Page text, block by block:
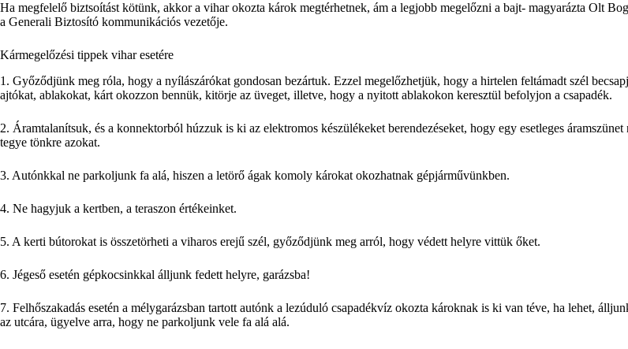
Ha megfelelő biztsoítást kötünk, akkor a vihar okozta károk megtérhetnek, ám a legjobb megelőzni a bajt- magyarázta Olt
a Generali Biztosító kommunikációs vezetője.
Kármegelőzési tippek vihar esetére
1. Győződjünk meg róla, hogy a nyílászárókat gondosan bezártuk. Ezzel megelőzhetjük, hogy a hirtelen feltámadt szél
ajtókat, ablakokat, kárt okozzon bennük, kitörje az üveget, illetve, hogy a nyitott ablakokon keresztül befolyjon a csapadék.
2. Áramtalanítsuk, és a konnektorból húzzuk is ki az elektromos készülékeket berendezéseket, hogy egy esetleges áramszünet
tegye tönkre azokat.
3. Autónkkal ne parkoljunk fa alá, hiszen a letörő ágak komoly károkat okozhatnak gépjárművünkben.
4. Ne hagyjuk a kertben, a teraszon értékeinket.
5. A kerti bútorokat is összetörheti a viharos erejű szél, győződjünk meg arról, hogy védett helyre vittük őket.
6. Jégeső esetén gépkocsinkkal álljunk fedett helyre, garázsba!
7. Felhőszakadás esetén a mélygarázsban tartott autónk a lezúduló csapadékvíz okozta károknak is ki van téve, ha lehet,
az utcára, ügyelve arra, hogy ne parkoljunk vele fa alá alá.